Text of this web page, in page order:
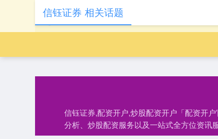
信钰证券,配资开户,炒股配资开户「配资开
分析、炒股配资服务以及一站式全方位资讯
信钰证券 相关话题